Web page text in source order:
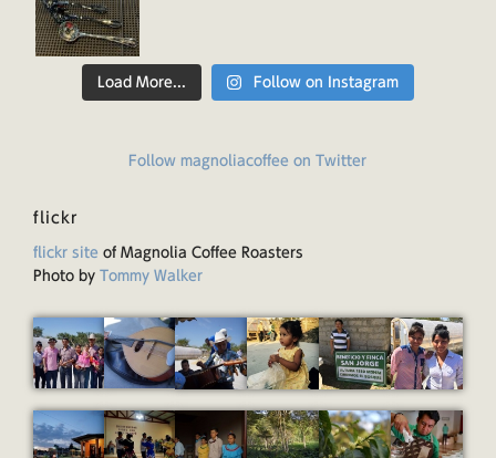
Load More... Follow on Instagram
Follow magnoliacoffee on Twitter
flickr
flickr site of Magnolia Coffee Roasters
Photo by Tommy Walker